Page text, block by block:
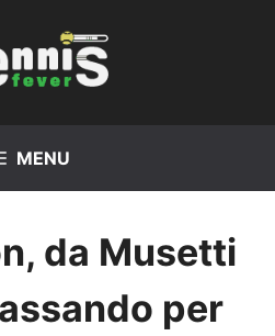
MENU
da Musetti
per